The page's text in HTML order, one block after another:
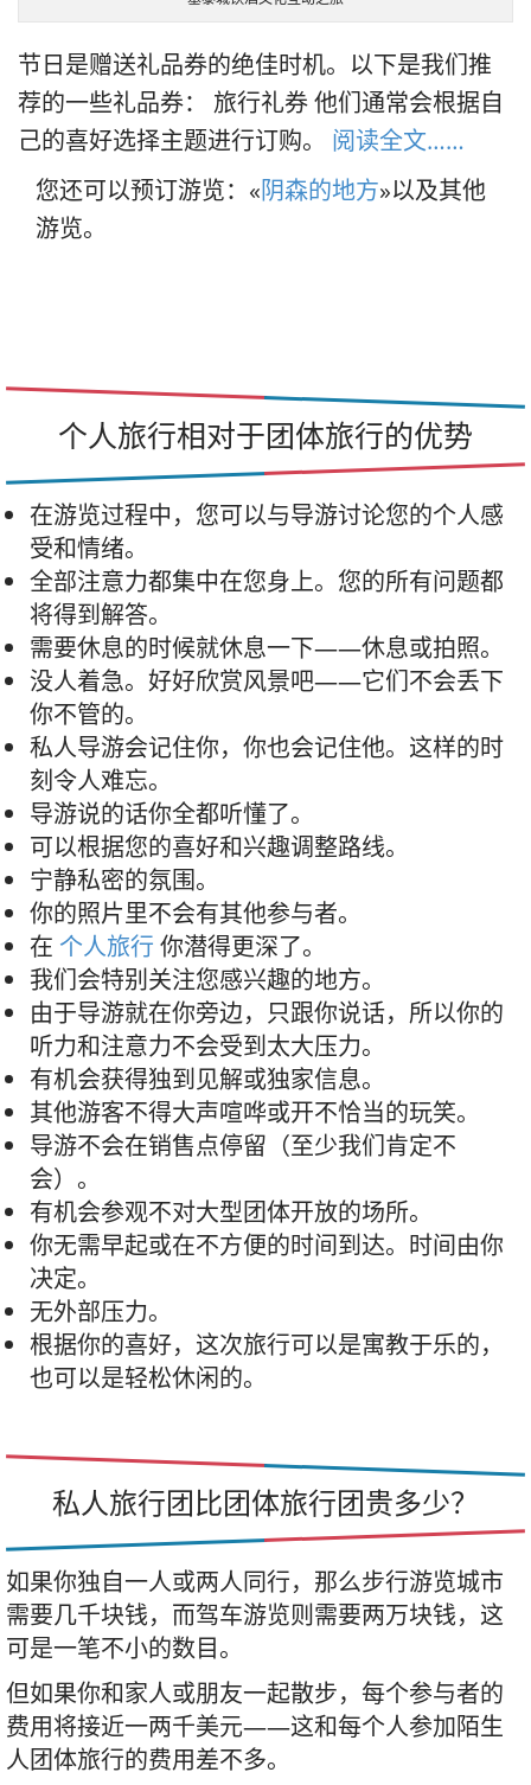
节日是赠送礼品券的绝佳时机。以下是我们推
荐的一些礼品券： 旅行礼券 他们通常会根据自
己的喜好选择主题进行订购。 阅读全文……
您还可以预订游览：«阴森的地方»以及其他
游览。
个人旅行相对于团体旅行的优势
在游览过程中，您可以与导游讨论您的个人感
受和情绪。
全部注意力都集中在您身上。您的所有问题都
将得到解答。
需要休息的时候就休息一下——休息或拍照。
没人着急。好好欣赏风景吧——它们不会丢下
你不管的。
私人导游会记住你，你也会记住他。这样的时
刻令人难忘。
导游说的话你全都听懂了。
可以根据您的喜好和兴趣调整路线。
宁静私密的氛围。
你的照片里不会有其他参与者。
在 个人旅行 你潜得更深了。
我们会特别关注您感兴趣的地方。
由于导游就在你旁边，只跟你说话，所以你的
听力和注意力不会受到太大压力。
有机会获得独到见解或独家信息。
其他游客不得大声喧哗或开不恰当的玩笑。
导游不会在销售点停留（至少我们肯定不
会）。
有机会参观不对大型团体开放的场所。
你无需早起或在不方便的时间到达。时间由你
决定。
无外部压力。
根据你的喜好，这次旅行可以是寓教于乐的，
也可以是轻松休闲的。
私人旅行团比团体旅行团贵多少？
如果你独自一人或两人同行，那么步行游览城市
需要几千块钱，而驾车游览则需要两万块钱，这
可是一笔不小的数目。
但如果你和家人或朋友一起散步，每个参与者的
费用将接近一两千美元——这和每个人参加陌生
人团体旅行的费用差不多。